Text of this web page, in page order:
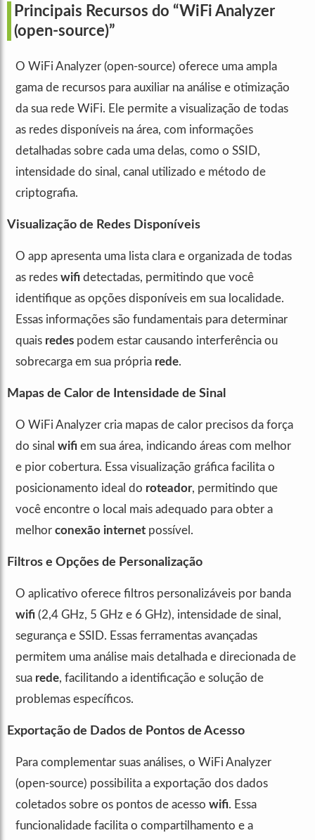
Principais Recursos do “WiFi Analyzer
(open-source)”
O WiFi Analyzer (open-source) oferece uma ampla
gama de recursos para auxiliar na análise e otimização
da sua rede WiFi. Ele permite a visualização de todas
as redes disponíveis na área, com informações
detalhadas sobre cada uma delas, como o SSID,
intensidade do sinal, canal utilizado e método de
criptografia.
Visualização de Redes Disponíveis
O app apresenta uma lista clara e organizada de todas
as redes wifi detectadas, permitindo que você
identifique as opções disponíveis em sua localidade.
Essas informações são fundamentais para determinar
quais redes podem estar causando interferência ou
sobrecarga em sua própria rede.
Mapas de Calor de Intensidade de Sinal
O WiFi Analyzer cria mapas de calor precisos da força
do sinal wifi em sua área, indicando áreas com melhor
e pior cobertura. Essa visualização gráfica facilita o
posicionamento ideal do roteador, permitindo que
você encontre o local mais adequado para obter a
melhor conexão internet possível.
Filtros e Opções de Personalização
O aplicativo oferece filtros personalizáveis por banda
wifi (2,4 GHz, 5 GHz e 6 GHz), intensidade de sinal,
segurança e SSID. Essas ferramentas avançadas
permitem uma análise mais detalhada e direcionada de
sua rede, facilitando a identificação e solução de
problemas específicos.
Exportação de Dados de Pontos de Acesso
Para complementar suas análises, o WiFi Analyzer
(open-source) possibilita a exportação dos dados
coletados sobre os pontos de acesso wifi. Essa
funcionalidade facilita o compartilhamento e a